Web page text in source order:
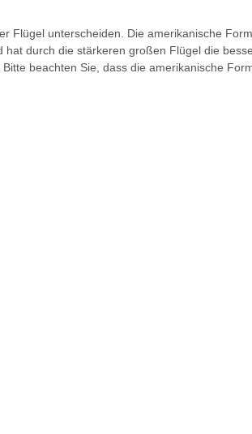
unterscheiden. Die amerikanische
durch die stärkeren großen Flügel die
beachten Sie, dass die amerikanische